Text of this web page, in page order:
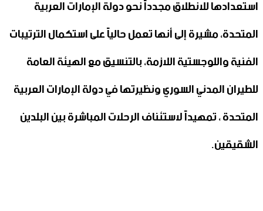
استعدادها للانطلاق مجدداً نحو دولة ‏الإمارات العربية
المتحدة، مشيرة إلى أنها تعمل حالياً ‏على استكمال الترتيبات
الفنية واللوجستية اللازمة، بالتنسيق مع الهيئة العامة
‏للطيران المدني السوري ونظيرتها في دولة الإمارات العربية
المتحدة ، ‏تمهيداً لاستئناف الرحلات المباشرة بين البلدين
الشقيقين. ‏